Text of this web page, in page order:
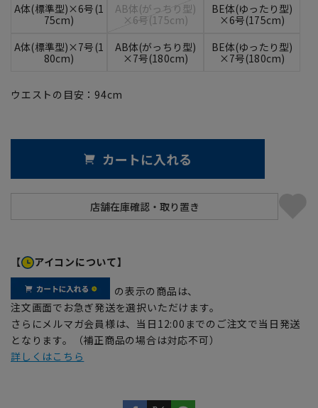
A体(標準型)×6号(1
75cm)
AB体(がっちり型)
×6号(175cm)
BE体(ゆったり型)
×6号(175cm)
A体(標準型)×7号(1
80cm)
AB体(がっちり型)
×7号(180cm)
BE体(ゆったり型)
×7号(180cm)
ウエストの目安： 94cm
カートに入れる
【 アイコンについて】
の表示の商品は、
注文画面でお急ぎ発送を選択いただけます。
さらにメルマガ会員様は、当日12:00までのご注文で当日発送
となります。（補正商品の場合は対応不可）
詳しくはこちら